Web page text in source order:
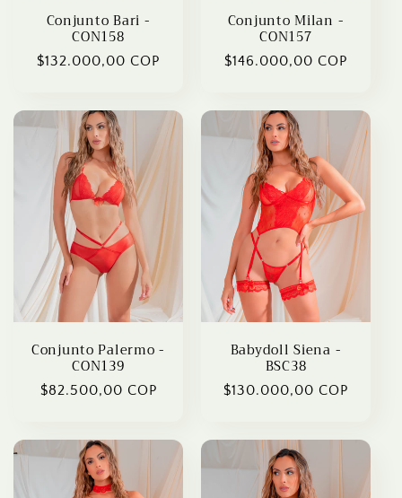
Conjunto Bari -
CON158
Regular
$132.000,00 COP
Conjunto Milan -
CON157
Regular
$146.000,00 COP
Conjunto Palermo -
CON139
Regular
$82.500,00 COP
Babydoll Siena -
BSC38
Regular
$130.000,00 COP